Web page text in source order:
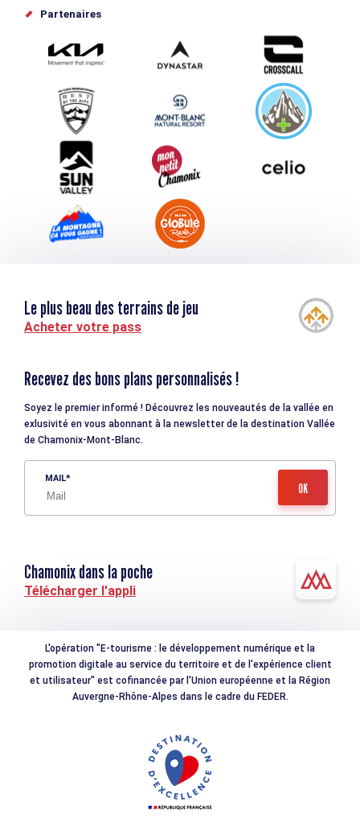
Offices de tourisme
Proposez votre évènement
Service groupes et séminaires
Téléchargements
Tourisme et handicap
Partenaires
Le plus beau des terrains de jeu
Acheter votre pass
Recevez des bons plans personnalisés !
Soyez le premier informé ! Découvrez les nouveautés de la vallée en
exlusivité en vous abonnant à la newsletter de la destination Vallée
de Chamonix-Mont-Blanc.
MAIL
Chamonix dans la poche
Télécharger l'appli
L'opération "E-tourisme : le développement numérique et la
promotion digitale au service du territoire et de l'expérience client
et utilisateur" est cofinancée par l'Union européenne et la Région
Auvergne-Rhône-Alpes dans le cadre du FEDER.